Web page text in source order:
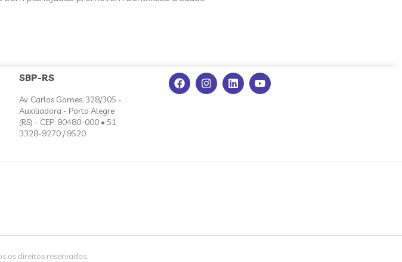
SBP-RS
Av. Carlos Gomes, 328/305 -
Auxiliadora - Porto Alegre
(RS) - CEP: 90480-000 • 51
3328-9270 / 9520
os direitos reservados.